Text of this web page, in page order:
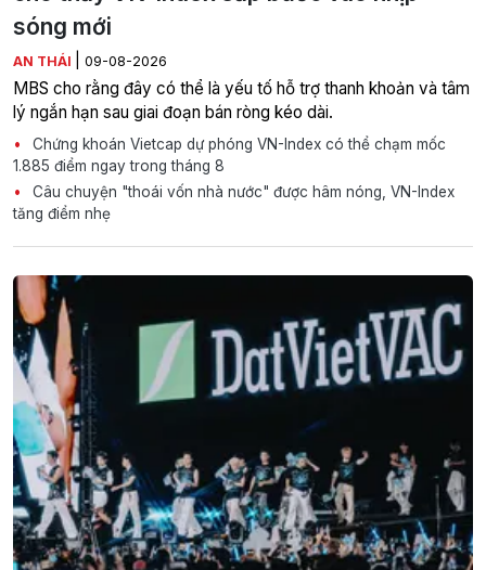
sóng mới
AN THÁI 09-08-2026
MBS cho rằng đây có thể là yếu tố hỗ trợ thanh khoản và tâm
lý ngắn hạn sau giai đoạn bán ròng kéo dài.
Chứng khoán Vietcap dự phóng VN-Index có thể chạm mốc
1.885 điểm ngay trong tháng 8
Câu chuyện "thoái vốn nhà nước" được hâm nóng, VN-Index
tăng điểm nhẹ